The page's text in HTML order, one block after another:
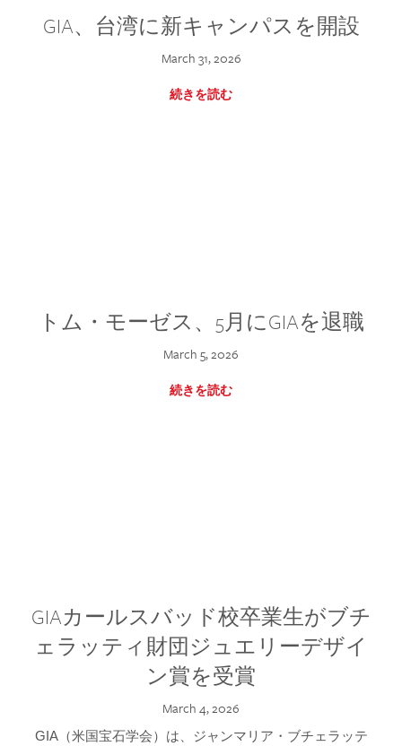
GIA、台湾に新キャンパスを開設
March 31, 2026
続きを読む
トム・モーゼス、5月にGIAを退職
March 5, 2026
続きを読む
GIAカールスバッド校卒業生がブチ
ェラッティ財団ジュエリーデザイ
ン賞を受賞
March 4, 2026
GIA（米国宝石学会）は、ジャンマリア・ブチェラッテ